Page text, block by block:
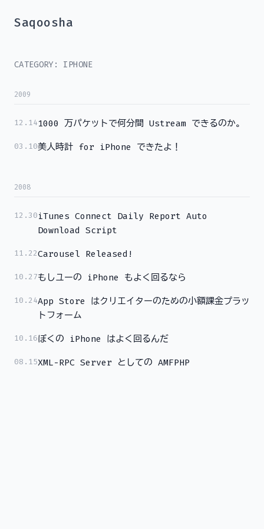
Saqoosha
CATEGORY: IPHONE
2009
12.14 1000 万パケットで何分間 Ustream できるのか。
03.10美人時計 for iPhone できたよ！
2008
12.30 iTunes Connect Daily Report Auto
Download Script
11.22Carousel Released!
10.27もしユーの iPhone もよく回るなら
10.24App Store はクリエイターのための小額課金プラッ
トフォーム
10.16ぼくの iPhone はよく回るんだ
08.15XML-RPC Server としての AMFPHP